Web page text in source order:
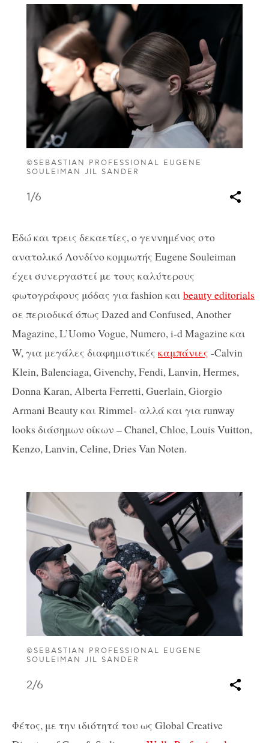
©SEBASTIAN PROFESSIONAL EUGENE
SOULEIMAN JIL SANDER
1/6
Εδώ και τρεις δεκαετίες, ο γεννημένος στο
ανατολικό Λονδίνο κομμωτής Eugene Souleiman
έχει συνεργαστεί με τους καλύτερους
φωτογράφους μόδας για fashion και beauty editorials
σε περιοδικά όπως Dazed and Confused, Another
Magazine, L’Uomo Vogue, Numero, i-d Magazine και
W, για μεγάλες διαφημιστικές καμπάνιες -Calvin
Klein, Balenciaga, Givenchy, Fendi, Lanvin, Hermes,
Donna Karan, Alberta Ferretti, Guerlain, Giorgio
Armani Beauty και Rimmel- αλλά και για runway
looks διάσημων οίκων – Chanel, Chloe, Louis Vuitton,
Kenzo, Lanvin, Celine, Dries Van Noten.
©SEBASTIAN PROFESSIONAL EUGENE
SOULEIMAN JIL SANDER
2/6
Φέτος, με την ιδιότητά του ως Global Creative